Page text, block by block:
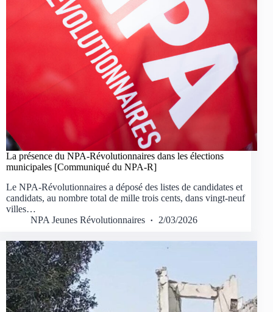
La présence du NPA-Révolutionnaires dans les élections
municipales [Communiqué du NPA-R]
Le NPA-Révolutionnaires a déposé des listes de candidates et
candidats, au nombre total de mille trois cents, dans vingt-neuf
villes…
NPA Jeunes Révolutionnaires
2/03/2026